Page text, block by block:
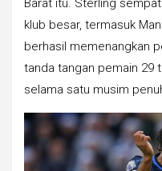
Barat itu. Sterling
klub besar, termasuk
berhasil memenangkan
tanda tangan pemain 29
selama satu musim